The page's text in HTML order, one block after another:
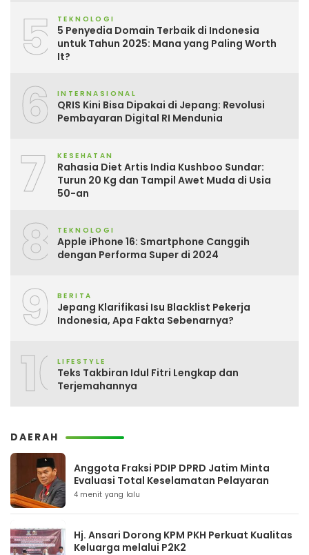
5 TEKNOLOGI
5 Penyedia Domain Terbaik di Indonesia
untuk Tahun 2025: Mana yang Paling Worth
It?
6 INTERNASIONAL
QRIS Kini Bisa Dipakai di Jepang: Revolusi
Pembayaran Digital RI Mendunia
7 KESEHATAN
Rahasia Diet Artis India Kushboo Sundar:
Turun 20 Kg dan Tampil Awet Muda di Usia
50-an
8 TEKNOLOGI
Apple iPhone 16: Smartphone Canggih
dengan Performa Super di 2024
9 BERITA
Jepang Klarifikasi Isu Blacklist Pekerja
Indonesia, Apa Fakta Sebenarnya?
10LIFESTYLE
Teks Takbiran Idul Fitri Lengkap dan
Terjemahannya
DAERAH
Anggota Fraksi PDIP DPRD Jatim Minta
Evaluasi Total Keselamatan Pelayaran
4 menit yang lalu
Hj. Ansari Dorong KPM PKH Perkuat Kualitas
Keluarga melalui P2K2